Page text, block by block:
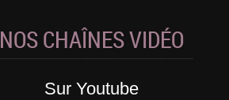
NOS CHAÎNES VIDÉO
Sur Youtube